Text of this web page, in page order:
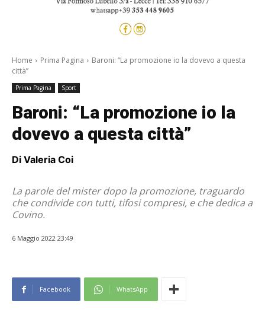
Home Prima Pagina
Baroni: “La promozione io la dovevo a questa
città”
Prima Pagina Sport
Baroni: “La promozione io la
dovevo a questa città”
Di Valeria Coi
La parole del mister dopo la promozione, traguardo
che condivide con tutti, tifosi compresi, e che dedica a
Covino.
6 Maggio 2022 23:49
Facebook WhatsApp